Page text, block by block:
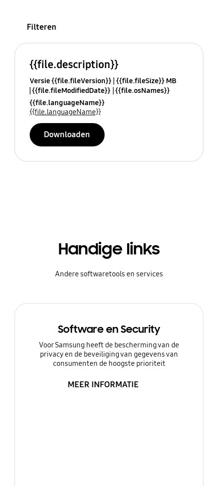
Filteren
{{file.description}}
Versie {{file.fileVersion}} {{file.fileSize}} MB
{{file.fileModifiedDate}} {{file.osNames}}
{{file.languageName}}
{{file.languageName}}
Downloaden
Handige links
Andere softwaretools en services
Software en Security
Voor Samsung heeft de bescherming van de
privacy en de beveiliging van gegevens van
consumenten de hoogste prioriteit
MEER INFORMATIE